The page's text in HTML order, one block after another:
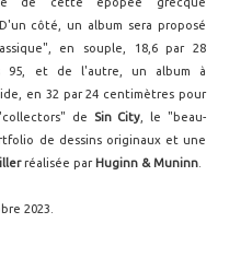
côté, un album sera proposé
en souple, 18,6 par 28
95, et de l'autre, un album à
en 32 par 24 centimètres pour
de
Sin City , le "beau-
de dessins originaux et une
réalisée par Huginn & Muninn
2023.